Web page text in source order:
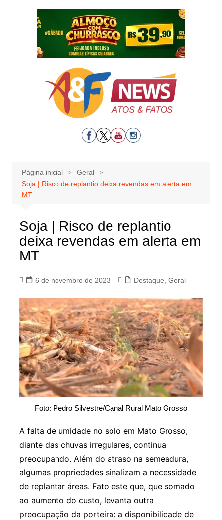
Página inicial
Geral
Soja | Risco de replantio deixa revendas em alerta em
MT
Soja | Risco de replantio
deixa revendas em alerta em
MT
6 de novembro de 2023 Destaque Geral
Foto: Pedro Silvestre/Canal Rural Mato Grosso
A falta de umidade no solo em Mato Grosso,
diante das chuvas irregulares, continua
preocupando. Além do atraso na semeadura,
algumas propriedades sinalizam a necessidade
de replantar áreas. Fato este que, que somado
ao aumento do custo, levanta outra
preocupação da porteira: a disponibilidade de